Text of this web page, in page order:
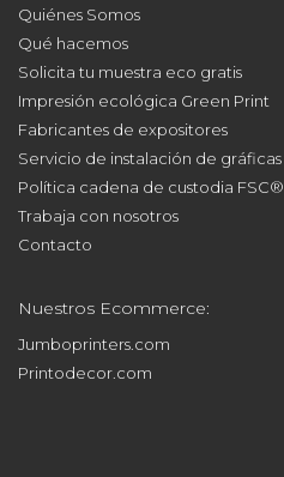
Quiénes Somos
Qué hacemos
Solicita tu muestra eco gratis
Impresión ecológica Green Print
Fabricantes de expositores
Servicio de instalación de gráficas
Política cadena de custodia FSC®
Trabaja con nosotros
Contacto
Nuestros Ecommerce:
Jumboprinters.com
Printodecor.com